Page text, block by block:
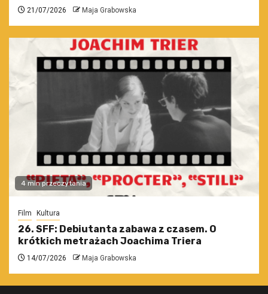
21/07/2026 Maja Grabowska
4 min przeczytania
Film Kultura
26. SFF: Debiutanta zabawa z czasem. O
krótkich metrażach Joachima Triera
14/07/2026 Maja Grabowska